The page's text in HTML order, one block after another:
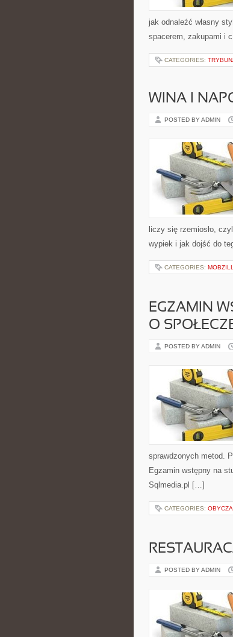
jak odnaleźć własny
spacerem, zakupami i
CATEGORIES:
WINA I
POSTED BY ADMIN
liczy się rzemiosło,
wypiek i jak dojść do
CATEGORIES:
EGZAMIN
O
POSTED BY ADMIN
sprawdzonych metod.
Egzamin wstępny na
Sqlmedia.pl […]
CATEGORIES:
POSTED BY ADMIN